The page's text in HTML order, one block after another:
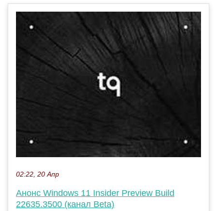
02:22, 20 Апр
Анонс Windows 11 Insider Preview Build
22635.3500 (канал Beta)